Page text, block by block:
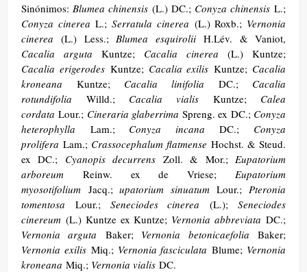
Sinónimos: Blumea chinensis (L.) DC.; Conyza chinensis L.;
Conyza cinerea L.;Serratula cinerea (L.) Roxb.; Vernonia
cinerea (L.) Less.; Blumea esquiroliiH.Lév. & Vaniot,
Cacalia arguta Kuntze; Cacalia cinerea (L.) Kuntze;
Cacalia erigerodesKuntze; Cacalia exilis Kuntze; Cacalia
kroneana Kuntze; Cacalia linifolia DC.; Cacalia
rotundifolia Willd.; Cacalia vialis Kuntze; Calea
cordata Lour.; Cineraria glaberrima Spreng. ex DC.; Conyza
heterophylla Lam.; Conyza incana DC.; Conyza
prolifera Lam.; Crassocephalum flatmense Hochst. & Steud.
ex DC.; Cyanopis decurrensZoll. & Mor.; Eupatorium
arboreum Reinw. ex de Vriese; Eupatorium
myosotifolium Jacq.;upatorium sinuatumLour.; Pteronia
tomentosa Lour.; Seneciodes cinerea (L.);Seneciodes
cinereum (L.) Kuntze ex Kuntze; Vernonia abbreviata DC.;
Vernonia arguta Baker; Vernonia betonicaefolia Baker;
Vernonia exilisMiq.; Vernonia fasciculata Blume; Vernonia
kroneana Miq.; Vernonia vialis DC. ​